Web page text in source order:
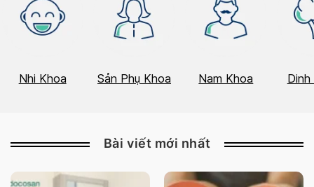
Nhi Khoa Sản Phụ Khoa Nam Khoa Dinh
Bài viết mới nhất